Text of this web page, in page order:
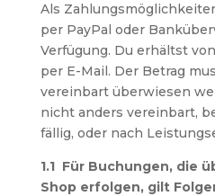
Als
per PayPal oder
Verfügung. Du erhältst
per E-Mail. Der Betrag
vereinbart überwiesen
nicht anders vereinbart,
fällig, oder nach
1.1 Für Buchungen, die
Shop erfolgen, gilt